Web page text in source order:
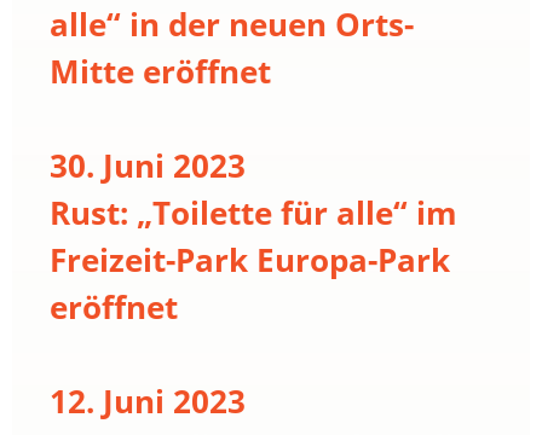
alle“ in der neuen Orts-
Mitte eröffnet
30. Juni 2023
Rust: „Toilette für alle“ im
Freizeit-Park Europa-Park
eröffnet
12. Juni 2023